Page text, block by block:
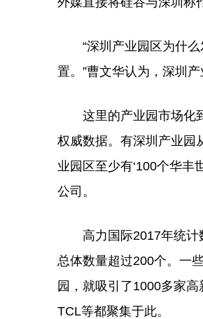
“深圳产业园区为什么
置。”曹文华认为，深圳
这里的产业园市场化到
权威数据。有深圳产业园
业园区至少有‘100个华丰
公司。
高力国际2017年统计数
总体数量超过200个。一
园，就吸引了1000多家
TCL等都聚集于此。